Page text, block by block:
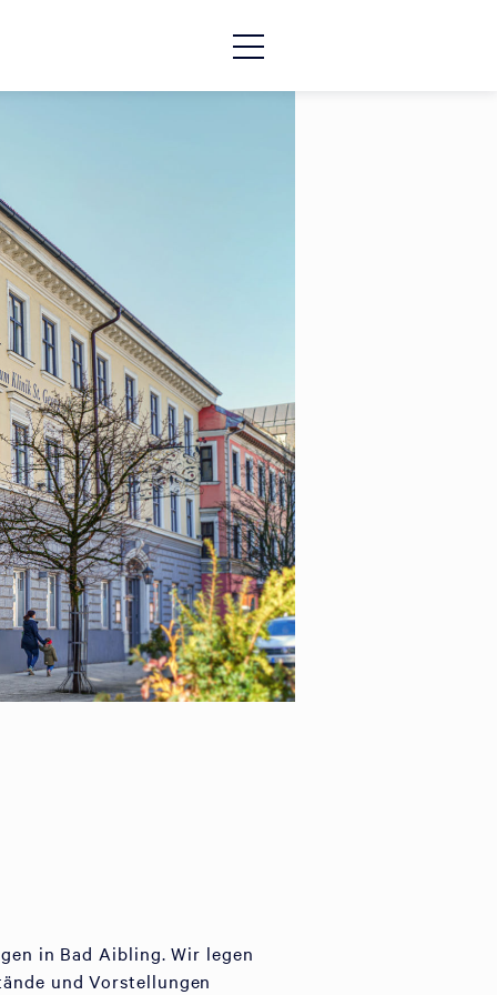
in Bad Aibling. Wir legen
und Vorstellungen